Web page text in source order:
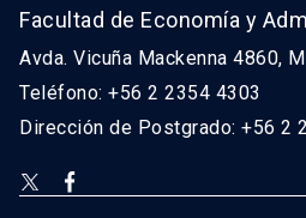
Facultad de Economía y
Avda. Vicuña Mackenna 4860,
Teléfono: +56 2 2354 4303
Dirección de Postgrado: +56 2